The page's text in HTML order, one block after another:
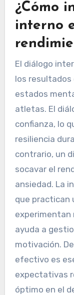
¿Cómo
interno
El diálogo
los resultados
estados
atletas. El
confianza, lo
resiliencia
contrario, un
socavar el
ansiedad. La
que practican
experimentan
ayuda a
motivación.
efectivo es
expectativas
óptimo en el